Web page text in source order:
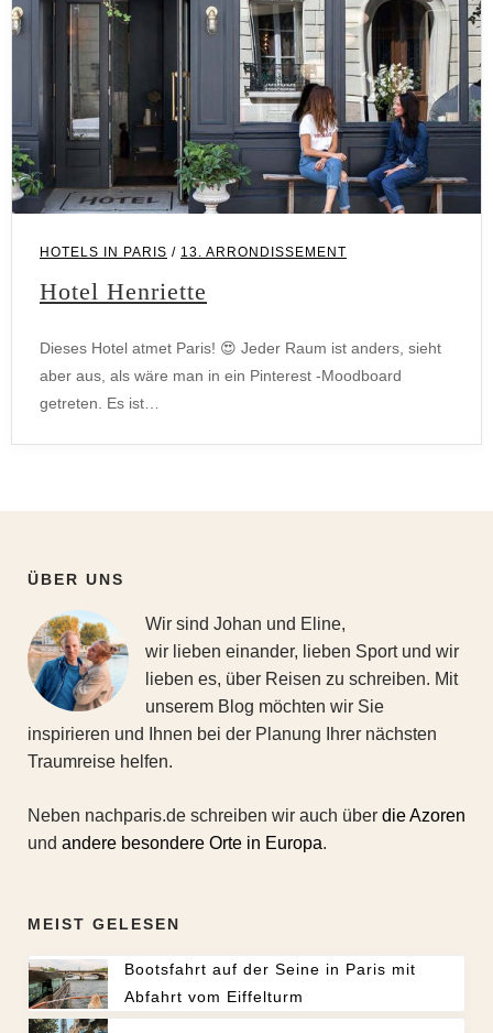
HOTELS IN PARIS / 13. ARRONDISSEMENT
Hotel Henriette
Dieses Hotel atmet Paris! 😍 Jeder Raum ist anders, sieht
aber aus, als wäre man in ein Pinterest -Moodboard
getreten. Es ist…
ÜBER UNS
Wir sind Johan und Eline,
wir lieben einander, lieben Sport und wir
lieben es, über Reisen zu schreiben. Mit
unserem Blog möchten wir Sie
inspirieren und Ihnen bei der Planung Ihrer nächsten
Traumreise helfen.
Neben nachparis.de schreiben wir auch über die Azoren
und andere besondere Orte in Europa.
MEIST GELESEN
Bootsfahrt auf der Seine in Paris mit
Abfahrt vom Eiffelturm